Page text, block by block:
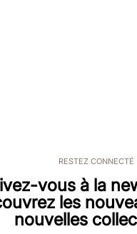
RESTEZ CONNECTÉ
vous à la
les
nouvelles